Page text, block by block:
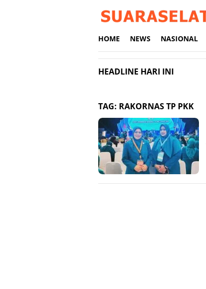
HOME NEWS NASIONAL
HEADLINE HARI INI
TAG: RAKORNAS TP PKK